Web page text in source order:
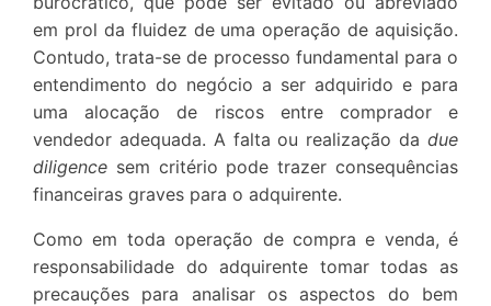
em prol da fluidez de uma operação de aquisição.
Contudo, trata-se de processo fundamental para o
entendimento do negócio a ser adquirido e para
uma alocação de riscos entre comprador e
vendedor adequada. A falta ou realização da due
diligence sem critério pode trazer consequências
financeiras graves para o adquirente.
Como em toda operação de compra e venda, é
responsabilidade do adquirente tomar todas as
precauções para analisar os aspectos do bem